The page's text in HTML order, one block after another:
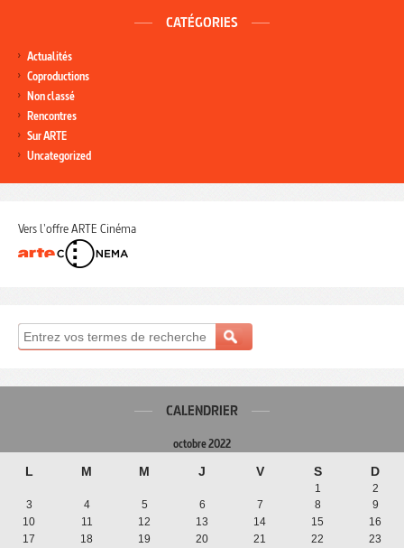
CATÉGORIES
Actualités
Coproductions
Non classé
Rencontres
Sur ARTE
Uncategorized
Vers l'offre ARTE Cinéma
CALENDRIER
octobre 2022
L M M J V S D
1
2
3
4 5 6 7 8
9
10
11 12 13 14 15
16
17
18 19 20 21 22
23